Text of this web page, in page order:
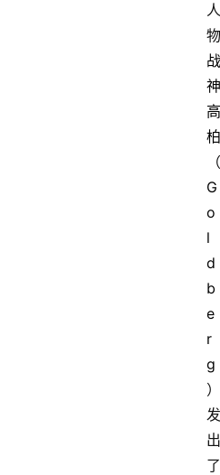
人
物
战
神
高
柏
（
G
o
l
d
b
e
r
g
）
发
出
了